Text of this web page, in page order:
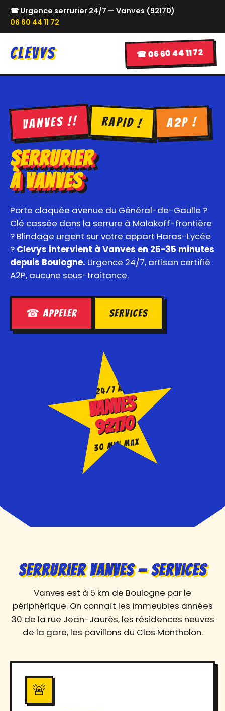
☎ Urgence serrurier 24/7 — Vanves (92170)
06 60 44 11 72
CLEVYS ☎ 06 60 44 11 72
VANVES !! RAPID ! A2P !
Serrurier
à Vanves
Porte claquée avenue du Général-de-Gaulle ?
Clé cassée dans la serrure à Malakoff-frontière
? Blindage urgent sur votre appart Haras-Lycée
? Clevys intervient à Vanves en 25-35 minutes
depuis Boulogne. Urgence 24/7, artisan certifié
A2P, aucune sous-traitance.
☎ Appeler Services
24/7 À
VANVES
92170
30 MIN MAX
Serrurier Vanves — Services
Vanves est à 5 km de Boulogne par le
périphérique. On connaît les immeubles années
30 de la rue Jean-Jaurès, les résidences neuves
de la gare, les pavillons du Clos Montholon.
🚨